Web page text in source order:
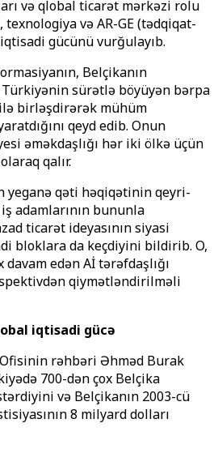
və qlobal ticarət mərkəzi rolu
və AR-GE (tədqiqat-
gücünü vurğulayıb.
Belçikanın
Türkiyənin sürətlə böyüyən bərpa
birləşdirərək mühüm
qeyd edib. Onun
əməkdaşlığı hər iki ölkə üçün
qalır.
yeganə qəti həqiqətinin qeyri-
adamlarının bununla
ticarət ideyasının siyasi
bloklara da keçdiyini bildirib. O,
edən Aİ tərəfdaşlığı
qiymətləndirilməli
iqtisadi gücə
rəhbəri Əhməd Burak
700-dən çox Belçika
və Belçikanın 2003-cü
8 milyard dolları